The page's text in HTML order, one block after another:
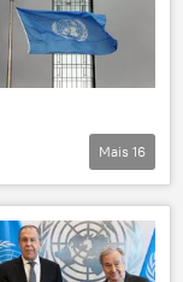
Mais 16